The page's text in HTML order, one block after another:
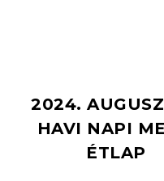
2024.
HAVI NAPI
ÉTLAP